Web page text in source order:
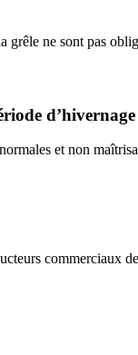
grêle ne sont pas
d’hivernage
et non
commerciaux